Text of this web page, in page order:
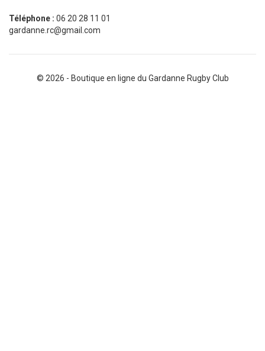
Téléphone : 06 20 28 11 01
gardanne.rc@gmail.com
© 2026 - Boutique en ligne du Gardanne Rugby Club